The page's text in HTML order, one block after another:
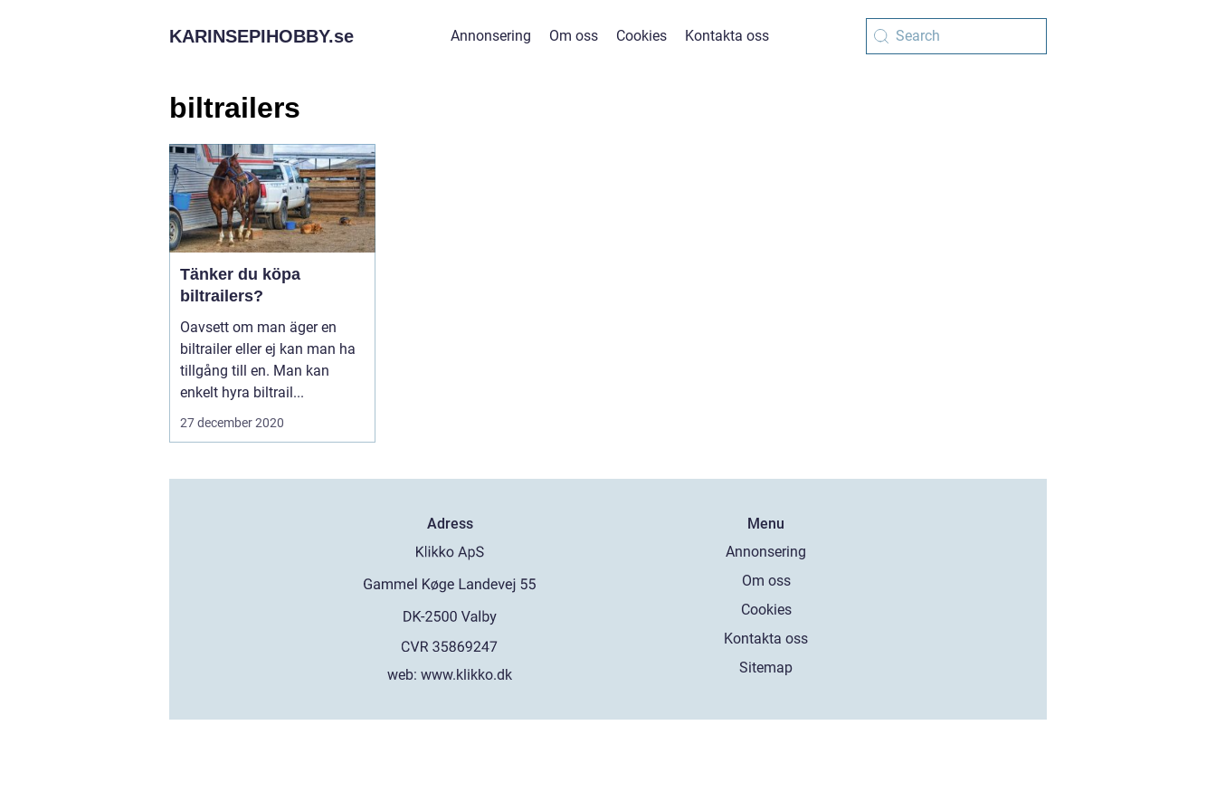
KARINSEPIHOBBY.se Annonsering Om oss Cookies Kontakta oss
biltrailers
Tänker du köpa
biltrailers?
Oavsett om man äger en
biltrailer eller ej kan man ha
tillgång till en. Man kan
enkelt hyra biltrail...
27 december 2020
Adress
web:www.klikko.dk
Menu
Annonsering
Om oss
Cookies
Kontakta oss
Sitemap